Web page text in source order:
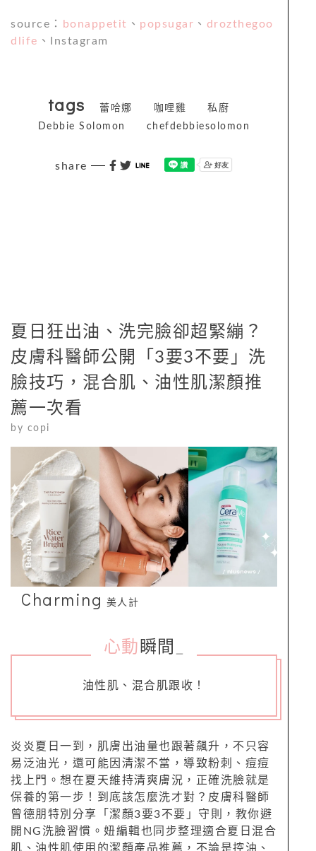
source： bonappetit 、 popsugar 、 drozthegoo
dlife 、Instagram
tags 蕾哈娜 咖哩雞
私廚
Debbie Solomon
chefdebbiesolomon
share
夏日狂出油、洗完臉卻超緊繃？
皮膚科醫師公開「3要3不要」洗
臉技巧，混合肌、油性肌潔顏推
薦一次看
by copi
Charming 美人計
心動 瞬間
油性肌、混合肌跟收！
炎炎夏日一到，肌膚出油量也跟著飆升，不只容
易泛油光，還可能因清潔不當，導致粉刺、痘痘
找上門。想在夏天維持清爽膚況，正確洗臉就是
保養的第一步！到底該怎麼洗才對？皮膚科醫師
曾德朋特別分享「潔顏3要3不要」守則，教你避
開NG洗臉習慣。妞編輯也同步整理適合夏日混合
肌、油性肌使用的潔顏產品推薦，不論是控油、